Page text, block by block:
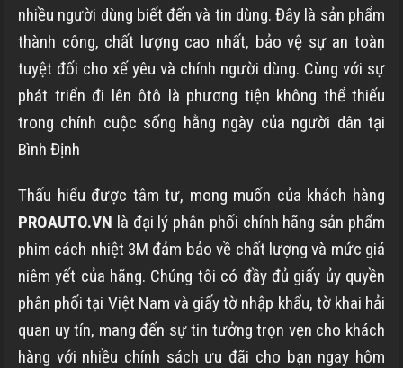
nhiều người dùng biết đến và tin dùng. Đây là sản phẩm
thành công, chất lượng cao nhất, bảo vệ sự an toàn
tuyệt đối cho xế yêu và chính người dùng. Cùng với sự
phát triển đi lên ôtô là phương tiện không thể thiếu
trong chính cuộc sống hằng ngày của người dân tại
Bình Định
Thấu hiểu được tâm tư, mong muốn của khách hàng
PROAUTO.VN là đại lý phân phối chính hãng sản phẩm
phim cách nhiệt 3M đảm bảo về chất lượng và mức giá
niêm yết của hãng. Chúng tôi có đầy đủ giấy ủy quyền
phân phối tại Việt Nam và giấy tờ nhập khẩu, tờ khai hải
quan uy tín, mang đến sự tin tưởng trọn vẹn cho khách
hàng với nhiều chính sách ưu đãi cho bạn ngay hôm